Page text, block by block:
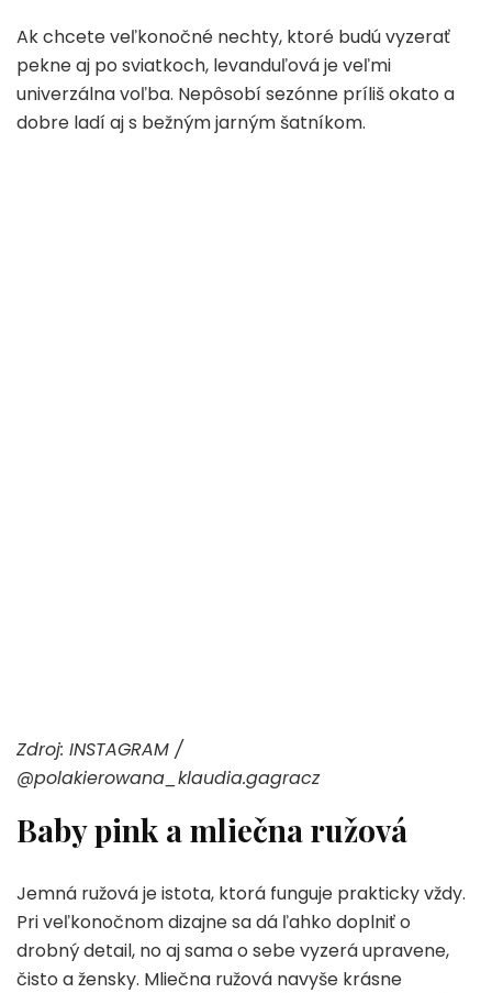
Ak chcete veľkonočné nechty, ktoré budú vyzerať
pekne aj po sviatkoch, levanduľová je veľmi
univerzálna voľba. Nepôsobí sezónne príliš okato a
dobre ladí aj s bežným jarným šatníkom.
Zdroj: INSTAGRAM /
@polakierowana_klaudia.gagracz
Baby pink a mliečna ružová
Jemná ružová je istota, ktorá funguje prakticky vždy.
Pri veľkonočnom dizajne sa dá ľahko doplniť o
drobný detail, no aj sama o sebe vyzerá upravene,
čisto a žensky. Mliečna ružová navyše krásne